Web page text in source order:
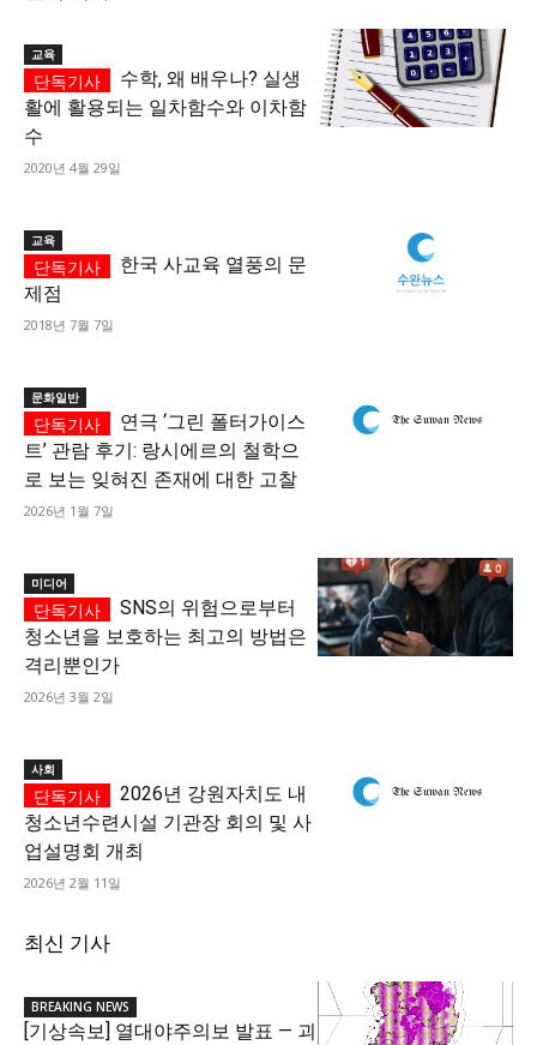
교육
수학, 왜 배우나? 실생
활에 활용되는 일차함수와 이차함
수
2020년 4월 29일
교육
한국 사교육 열풍의 문
제점
2018년 7월 7일
문화일반
연극 ‘그린 폴터가이스
트’ 관람 후기: 랑시에르의 철학으
로 보는 잊혀진 존재에 대한 고찰
2026년 1월 7일
미디어
SNS의 위험으로부터
청소년을 보호하는 최고의 방법은
격리뿐인가
2026년 3월 2일
사회
2026년 강원자치도 내
청소년수련시설 기관장 회의 및 사
업설명회 개최
2026년 2월 11일
최신 기사
BREAKING NEWS
[기상속보] 열대야주의보 발표 — 괴